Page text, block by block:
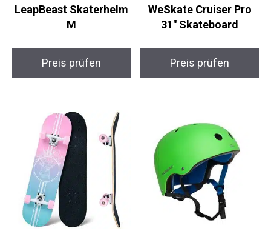
LeapBeast Skaterhelm
M
Preis prüfen
WeSkate Cruiser Pro
31″ Skateboard
Preis prüfen